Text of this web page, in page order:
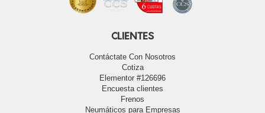
CLIENTES
Contáctate Con Nosotros
Cotiza
Elementor #126696
Encuesta clientes
Frenos
Neumáticos para Empresas